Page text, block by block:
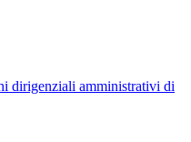
dirigenziali amministrativi di